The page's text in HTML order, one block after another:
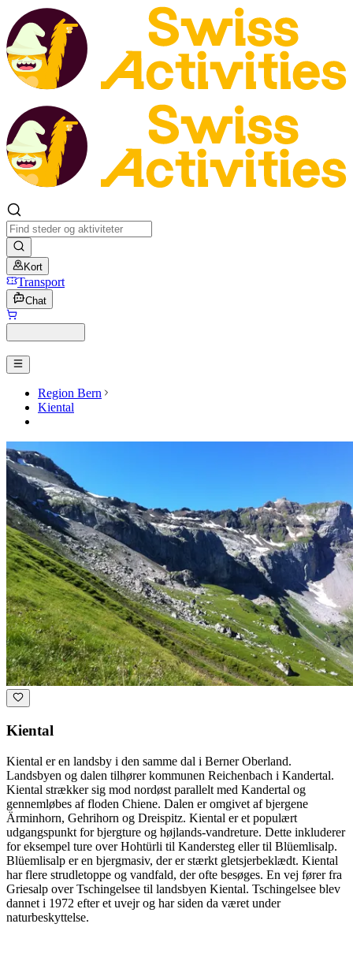
Kort
Transport
Chat
Region Bern
Kiental
Kiental
Kiental er en landsby i den samme dal i Berner Oberland.
Landsbyen og dalen tilhører kommunen Reichenbach i Kandertal.
Kiental strækker sig mod nordøst parallelt med Kandertal og
gennemløbes af floden Chiene. Dalen er omgivet af bjergene
Ärminhorn, Gehrihorn og Dreispitz. Kiental er et populært
udgangspunkt for bjergture og højlands-vandreture. Dette inkluderer
for eksempel ture over Hohtürli til Kandersteg eller til Blüemlisalp.
Blüemlisalp er en bjergmasiv, der er stærkt gletsjerbeklædt. Kiental
har flere strudletoppe og vandfald, der ofte besøges. En vej fører fra
Griesalp over Tschingelsee til landsbyen Kiental. Tschingelsee blev
dannet i 1972 efter et uvejr og har siden da været under
naturbeskyttelse.